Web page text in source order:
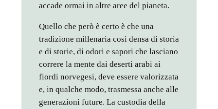
accade ormai in altre aree del pianeta.
Quello che però è certo è che una
tradizione millenaria così densa di storia
e di storie, di odori e sapori che lasciano
correre la mente dai deserti arabi ai
fiordi norvegesi, deve essere valorizzata
e, in qualche modo, trasmessa anche alle
generazioni future. La custodia della